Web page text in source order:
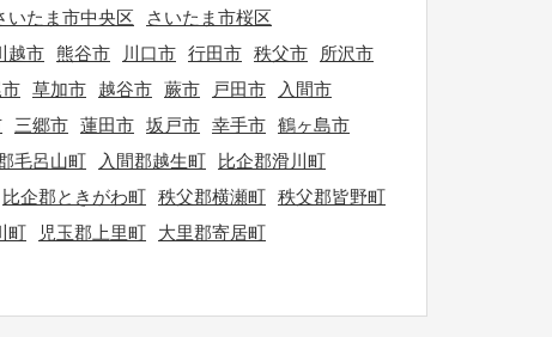
いたま市中央区
さいたま市桜区
越市 熊谷市 川口市 行田市 秩父市
所沢市
市 草加市 越谷市 蕨市 戸田市
入間市
三郷市 蓮田市 坂戸市 幸手市 鶴ヶ島市
毛呂山町 入間郡越生町
比企郡滑川町
比企郡ときがわ町 秩父郡横瀬町 秩父郡皆野町
町 児玉郡上里町
大里郡寄居町